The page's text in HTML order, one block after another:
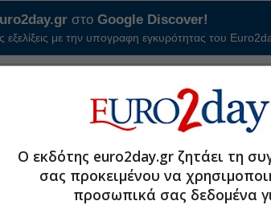
στοGoogle Discover!
εξελίξεις με την υπογραφη εγκυρότητας του
Ακολουθήστε τη σελίδα τουEuro2day.grστο
Ο εκδότης euro2day.gr ζητάει τη
σας προκειμένου να
προσωπικά σας δεδομένα